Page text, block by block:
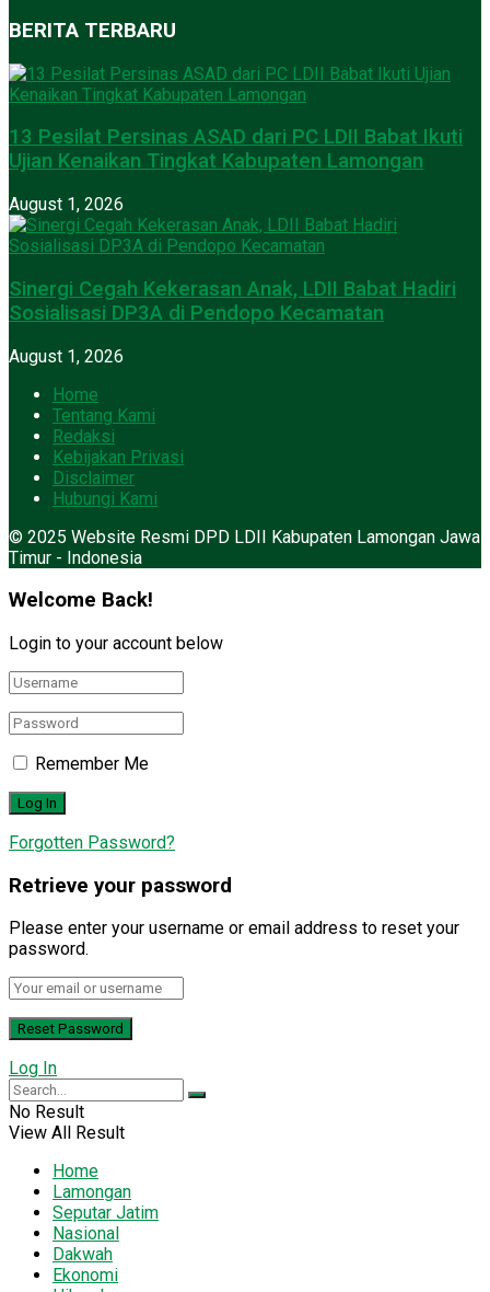
BERITA TERBARU
13 Pesilat Persinas ASAD dari PC LDII Babat Ikuti
Ujian Kenaikan Tingkat Kabupaten Lamongan
August 1, 2026
Sinergi Cegah Kekerasan Anak, LDII Babat Hadiri
Sosialisasi DP3A di Pendopo Kecamatan
August 1, 2026
Home
Tentang Kami
Redaksi
Kebijakan Privasi
Disclaimer
Hubungi Kami
© 2025 Website Resmi DPD LDII Kabupaten Lamongan Jawa
Timur - Indonesia
Welcome Back!
Login to your account below
Remember Me
Forgotten Password?
Retrieve your password
Please enter your username or email address to reset your
password.
Log In
No Result
View All Result
Home
Lamongan
Seputar Jatim
Nasional
Dakwah
Ekonomi